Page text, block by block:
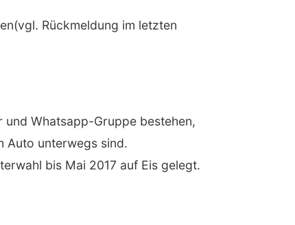
Rückmeldung im letzten
Whatsapp-Gruppe bestehen,
Auto unterwegs sind.
bis Mai 2017 auf Eis gelegt.